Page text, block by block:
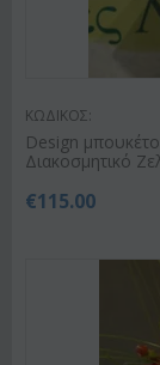
ΚΩΔΙΚΟΣ:
Design
Διακοσμητικό
€115.00